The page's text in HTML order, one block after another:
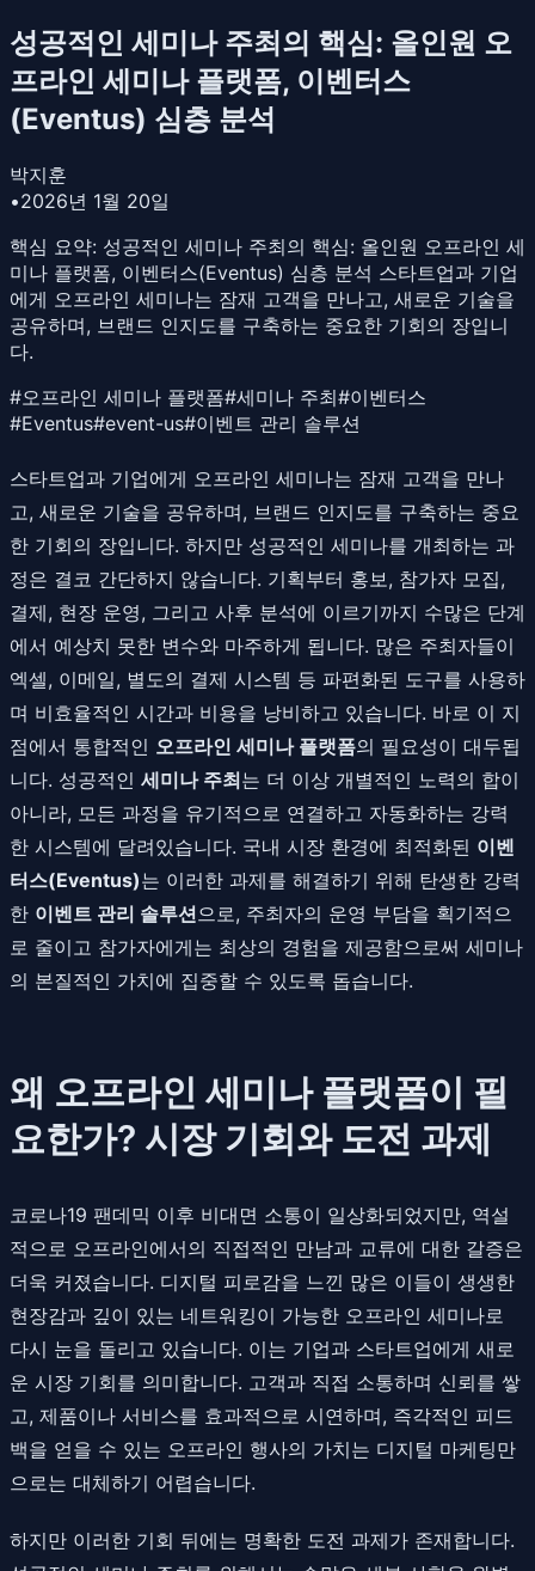
성공적인 세미나 주최의 핵심: 올인원 오
프라인 세미나 플랫폼, 이벤터스
(Eventus) 심층 분석
박지훈
•2026년 1월 20일
핵심 요약: 성공적인 세미나 주최의 핵심: 올인원 오프라인 세
미나 플랫폼, 이벤터스(Eventus) 심층 분석 스타트업과 기업
에게 오프라인 세미나는 잠재 고객을 만나고, 새로운 기술을
공유하며, 브랜드 인지도를 구축하는 중요한 기회의 장입니
다.
#오프라인 세미나 플랫폼#세미나 주최#이벤터스
#Eventus#event-us#이벤트 관리 솔루션
스타트업과 기업에게 오프라인 세미나는 잠재 고객을 만나
고, 새로운 기술을 공유하며, 브랜드 인지도를 구축하는 중요
한 기회의 장입니다. 하지만 성공적인 세미나를 개최하는 과
정은 결코 간단하지 않습니다. 기획부터 홍보, 참가자 모집,
결제, 현장 운영, 그리고 사후 분석에 이르기까지 수많은 단계
에서 예상치 못한 변수와 마주하게 됩니다. 많은 주최자들이
엑셀, 이메일, 별도의 결제 시스템 등 파편화된 도구를 사용하
며 비효율적인 시간과 비용을 낭비하고 있습니다. 바로 이 지
점에서 통합적인 오프라인 세미나 플랫폼의 필요성이 대두됩
니다. 성공적인 세미나 주최는 더 이상 개별적인 노력의 합이
아니라, 모든 과정을 유기적으로 연결하고 자동화하는 강력
한 시스템에 달려있습니다. 국내 시장 환경에 최적화된 이벤
터스(Eventus)는 이러한 과제를 해결하기 위해 탄생한 강력
한 이벤트 관리 솔루션으로, 주최자의 운영 부담을 획기적으
로 줄이고 참가자에게는 최상의 경험을 제공함으로써 세미나
의 본질적인 가치에 집중할 수 있도록 돕습니다.
왜 오프라인 세미나 플랫폼이 필
요한가? 시장 기회와 도전 과제
코로나19 팬데믹 이후 비대면 소통이 일상화되었지만, 역설
적으로 오프라인에서의 직접적인 만남과 교류에 대한 갈증은
더욱 커졌습니다. 디지털 피로감을 느낀 많은 이들이 생생한
현장감과 깊이 있는 네트워킹이 가능한 오프라인 세미나로
다시 눈을 돌리고 있습니다. 이는 기업과 스타트업에게 새로
운 시장 기회를 의미합니다. 고객과 직접 소통하며 신뢰를 쌓
고, 제품이나 서비스를 효과적으로 시연하며, 즉각적인 피드
백을 얻을 수 있는 오프라인 행사의 가치는 디지털 마케팅만
으로는 대체하기 어렵습니다.
하지만 이러한 기회 뒤에는 명확한 도전 과제가 존재합니다.